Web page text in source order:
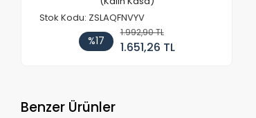
Stok Kodu: ZSLAQFNVYV
%17
1.992,90 TL
1.651,26 TL
Benzer Ürünler